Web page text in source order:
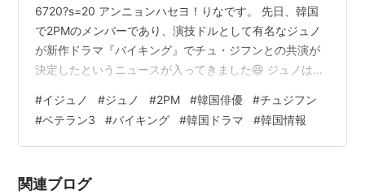
6720?s=20 アンニョンハセヨ！りなです。 先日、韓国
で2PMのメンバーであり、演技ドルとして有名なジュノ
が新作ドラマ『バイキング』でチュ・ジフンとの共演が
決定したというニュースが入ってきました😆 ジュノはす
飛ぶ鳥を落とす勢い！ 前作の『ベテラン2』が大ヒット
を記録し、このシリーズに登場したチョン・ヘインは、
2024年の第45回青龍映画賞で人気スター賞と助演男優賞
インに続けて、ジュノがどんな姿…
#イジュノ #ジュノ #2PM #韓国俳優 #チュジフン
#ベテラン3 #バイキング #韓国ドラマ #韓国情報
関連ブログ